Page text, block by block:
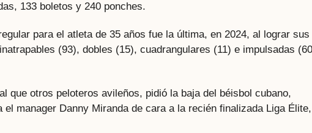
133 boletos y 240 ponches.
para el atleta de 35 años fue la última, en 2024, al lograr sus
(93), dobles (15), cuadrangulares (11) e impulsadas
que otros peloteros avileños, pidió la baja del béisbol cubano,
el manager Danny Miranda de cara a la recién finalizada Liga Élite,